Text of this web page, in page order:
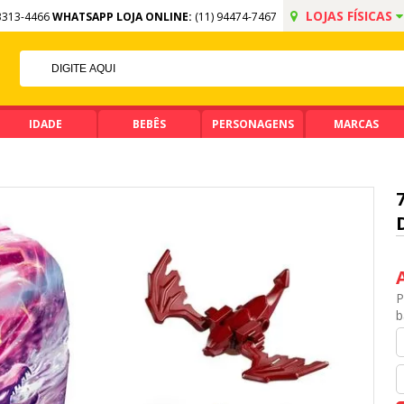
4466WHATSAPP LOJA ONLINE: (11) 94474-7467 LOJAS FÍSICAS
NO PIX
DE R$ 99,90
IDADE BEBÊS PERSONAGENS MARCAS